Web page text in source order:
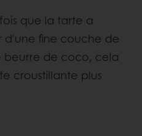
que la tarte a
d'une fine couche de
de coco, cela
croustillante plus